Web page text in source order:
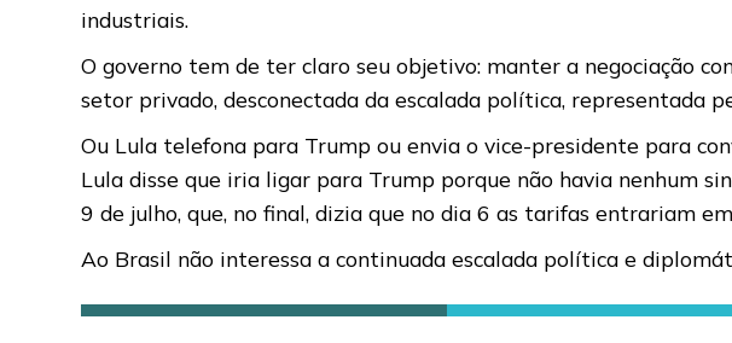
industriais.
O governo tem de ter claro seu objetivo: manter a negociação
setor privado, desconectada da escalada política, representada
Ou Lula telefona para Trump ou envia o vice-presidente para
Lula disse que iria ligar para Trump porque não havia nenhum
9 de julho, que, no final, dizia que no dia 6 as tarifas entrariam
Ao Brasil não interessa a continuada escalada política e